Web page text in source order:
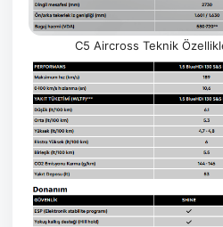
C5 Aircross Teknik